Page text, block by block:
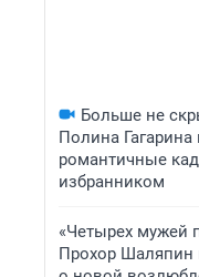
Больше не
Полина Гагарина
романтичные
избранником
«Четырех мужей
Прохор Шаляпин